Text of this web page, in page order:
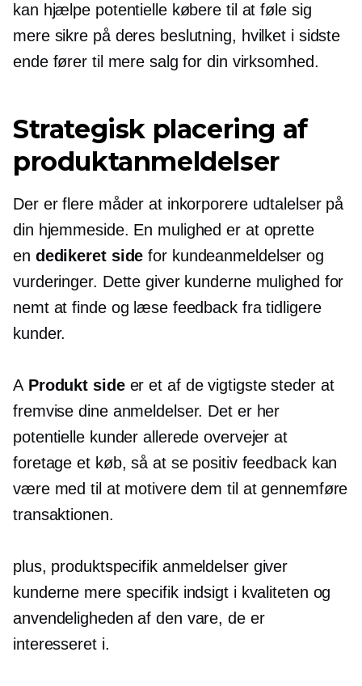
kan hjælpe potentielle købere til at føle sig
mere sikre på deres beslutning, hvilket i sidste
ende fører til mere salg for din virksomhed.
Strategisk placering af
produktanmeldelser
Der er flere måder at inkorporere udtalelser på
din hjemmeside. En mulighed er at oprette
en dedikeret side for kundeanmeldelser og
vurderinger. Dette giver kunderne mulighed for
nemt at finde og læse feedback fra tidligere
kunder.
A Produkt sideer et af de vigtigste steder at
fremvise dine anmeldelser. Det er her
potentielle kunder allerede overvejer at
foretage et køb, så at se positiv feedback kan
være med til at motivere dem til at gennemføre
transaktionen.
plus, produktspecifikanmeldelser giver
kunderne mere specifik indsigt i kvaliteten og
anvendeligheden af ​​den vare, de er
interesseret i.